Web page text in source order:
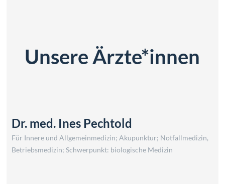
Unsere Ärzte*innen
Dr. med. Ines Pechtold
Für Innere und Allgemeinmedizin; Akupunktur; Notfallmedizin,
Betriebsmedizin; Schwerpunkt: biologische Medizin